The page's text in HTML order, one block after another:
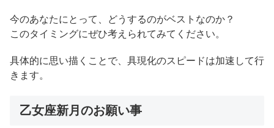
今のあなたにとって、どうするのがベストなのか？
このタイミングにぜひ考えられてみてください。
具体的に思い描くことで、具現化のスピードは加速して行
きます。
乙女座新月のお願い事